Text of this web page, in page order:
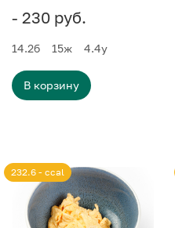
- 230 руб.
14.2б 15ж 4.4у
В корзину
232.6 - ccal